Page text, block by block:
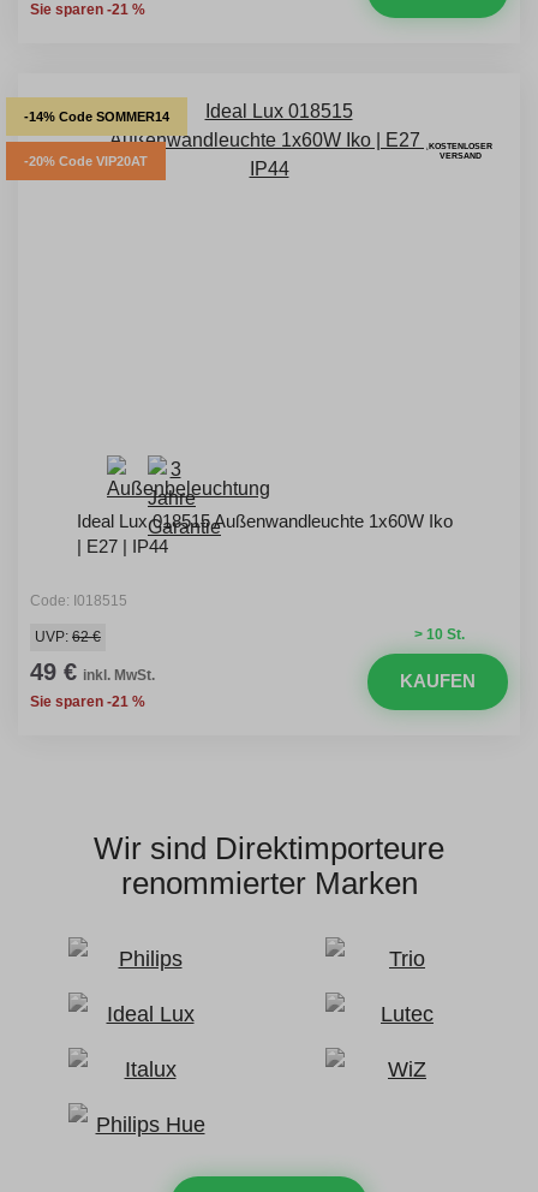
Sie sparen -21 %
-14% Code SOMMER14
-20% Code VIP20AT
KOSTENLOSER
VERSAND
Ideal Lux 018515 Außenwandleuchte 1x60W Iko
| E27 | IP44
Code: I018515
> 10 St.
UVP: 62 €
49 € inkl. MwSt.
Sie sparen -21 %
KAUFEN
Wir sind Direktimporteure
renommierter Marken